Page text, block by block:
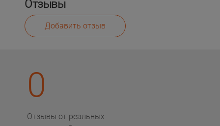
Отзывы
Добавить отзыв
0
Отзывы от реальных